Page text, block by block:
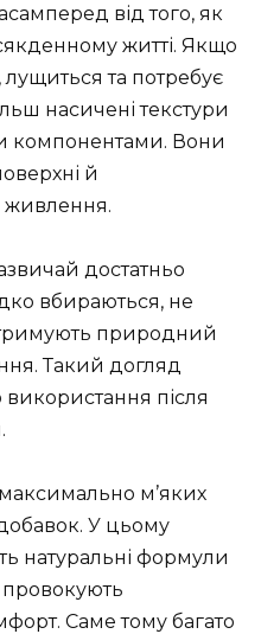
від того, як
житті. Якщо
та потребує
насичені текстури
компонентами. Вони
й
живлення.
достатньо
вбираються, не
природний
Такий догляд
після
м’яких
У цьому
натуральні формули
провокують
Саме тому багато